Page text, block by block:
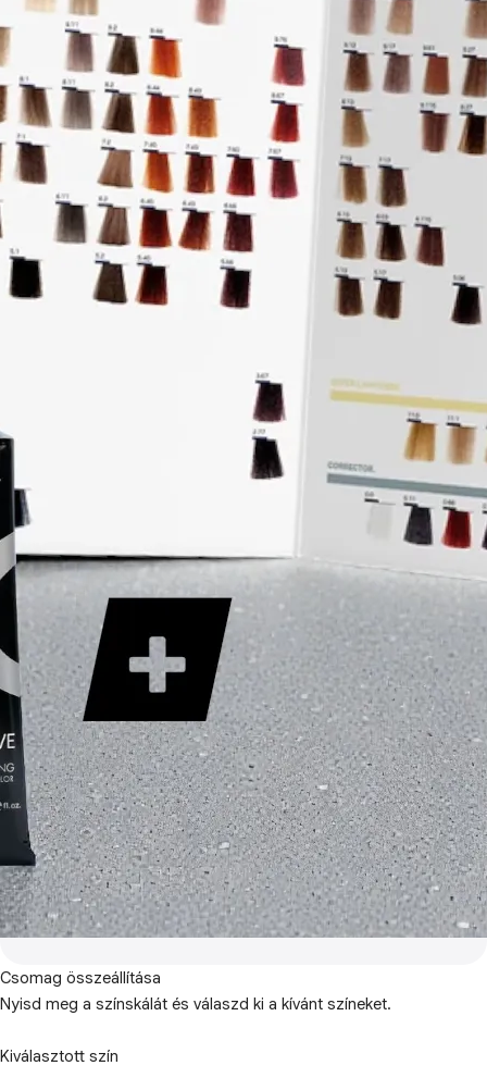
Csomag összeállítása
Nyisd meg a színskálát és válaszd ki a kívánt színeket.
Kiválasztott szín